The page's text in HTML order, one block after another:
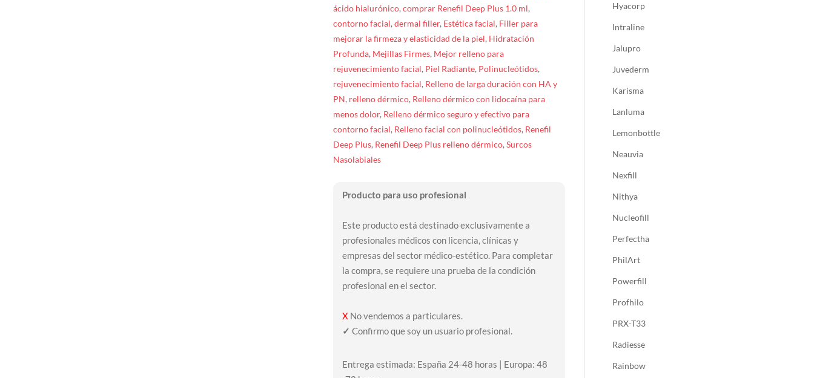
ácido hialurónico, comprar Renefil Deep Plus 1.0 ml,
contorno facial, dermal filler, Estética facial, Filler para
mejorar la firmeza y elasticidad de la piel, Hidratación
Profunda, Mejillas Firmes, Mejor relleno para
rejuvenecimiento facial, Piel Radiante, Polinucleótidos,
rejuvenecimiento facial, Relleno de larga duración con HA y
PN, relleno dérmico, Relleno dérmico con lidocaína para
menos dolor, Relleno dérmico seguro y efectivo para
contorno facial, Relleno facial con polinucleótidos, Renefil
Deep Plus, Renefil Deep Plus relleno dérmico, Surcos
Nasolabiales
Producto para uso profesional
Este producto está destinado exclusivamente a
profesionales médicos con licencia, clínicas y
empresas del sector médico-estético. Para completar
la compra, se requiere una prueba de la condición
profesional en el sector.
XNo vendemos a particulares.
✓ Confirmo que soy un usuario profesional.
Entrega estimada: España 24-48 horas | Europa: 48
Hyacorp
Intraline
Jalupro
Juvederm
Karisma
Lanluma
Lemonbottle
Neauvia
Nexfill
Nithya
Nucleofill
Perfectha
PhilArt
Powerfill
Profhilo
PRX-T33
Radiesse
Rainbow